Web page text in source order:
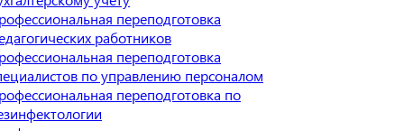
переподготовка
работников
переподготовка
по управлению персоналом
переподготовка по